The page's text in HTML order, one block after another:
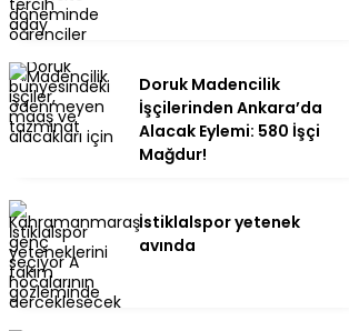
Doruk Madencilik
İşçilerinden Ankara’da
Alacak Eylemi: 580 İşçi
Mağdur!
İstiklalspor yetenek
avında